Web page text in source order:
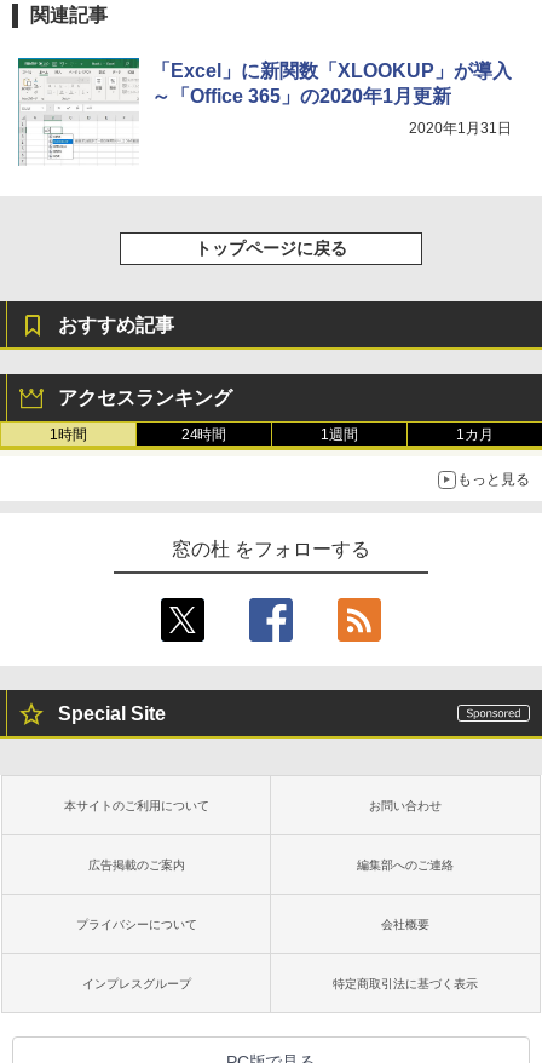
￥2,326
11インチカラーディスプレイ、64GBスト
￥115,980
関連記事
「Excel」に新関数「XLOOKUP」が導入
～「Office 365」の2020年1月更新
2020年1月31日
トップページに戻る
おすすめ記事
アクセスランキング
1時間 24時間 1週間 1カ月
もっと見る
窓の杜 をフォローする
Special Site
本サイトのご利用について お問い合わせ
広告掲載のご案内 編集部へのご連絡
プライバシーについて 会社概要
インプレスグループ 特定商取引法に基づく表示